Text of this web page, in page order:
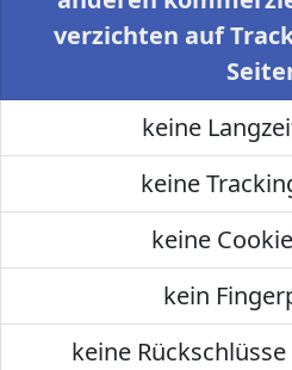
verzichten auf
keine
keine
keine
kein
keine